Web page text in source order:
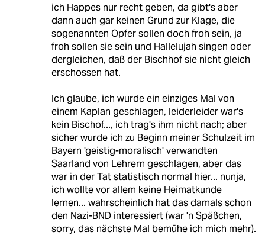
ich Happes nur recht geben, da gibt's aber
dann auch gar keinen Grund zur Klage, die
sogenannten Opfer sollen doch froh sein, ja
froh sollen sie sein und Hallelujah singen oder
dergleichen, daß der Bischhof sie nicht gleich
erschossen hat.
Ich glaube, ich wurde ein einziges Mal von
einem Kaplan geschlagen, leiderleider war's
kein Bischof..., ich trag's ihm nicht nach; aber
sicher wurde ich zu Beginn meiner Schulzeit im
Bayern 'geistig-moralisch' verwandten
Saarland von Lehrern geschlagen, aber das
war in der Tat statistisch normal hier... nunja,
ich wollte vor allem keine Heimatkunde
lernen... wahrscheinlich hat das damals schon
den Nazi-BND interessiert (war 'n Späßchen,
sorry, das nächste Mal bemühe ich mich mehr).